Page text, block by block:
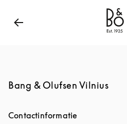
Bang &
Bang & Olufsen Vilnius
Contactinformatie